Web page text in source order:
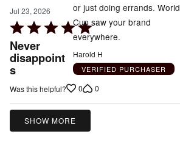
Jul 23, 2026
Rated
5
out
of
5
Never
disappoint
s
or just doing errands. World
Cup saw your brand
everywhere.
Harold H
VERIFIED PURCHASER
Was this helpful? 0 0
SHOW MORE